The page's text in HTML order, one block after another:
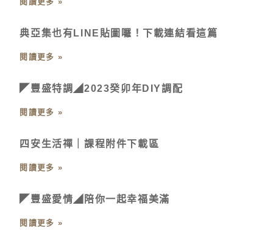
典亞集也有LINE貼圖囉！下載連結看這篇
閱讀更多 »
◤豐盛特調◢2023癸卯年DIY調配
閱讀更多 »
四安生活禪｜課程附件下載區
閱讀更多 »
◤豐盛愛情◢陪你一起幸福美滿
閱讀更多 »